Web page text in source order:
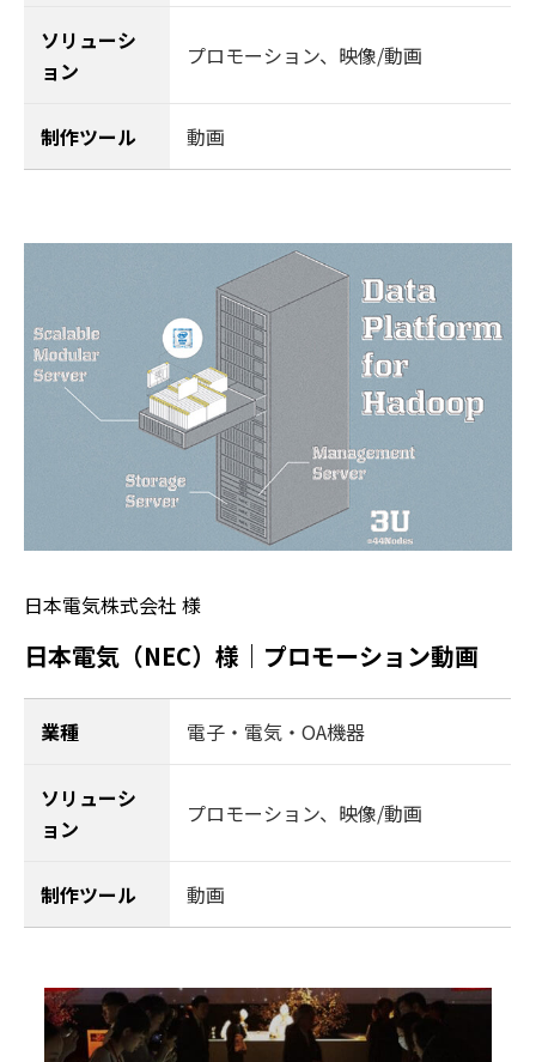
ソリューシ
ョン
プロモーション、 映像/動画
制作ツール 動画
日本電気株式会社 様
日本電気（NEC）様｜プロモーション動画
業種 電子・電気・OA機器
ソリューシ
ョン
プロモーション、 映像/動画
制作ツール 動画